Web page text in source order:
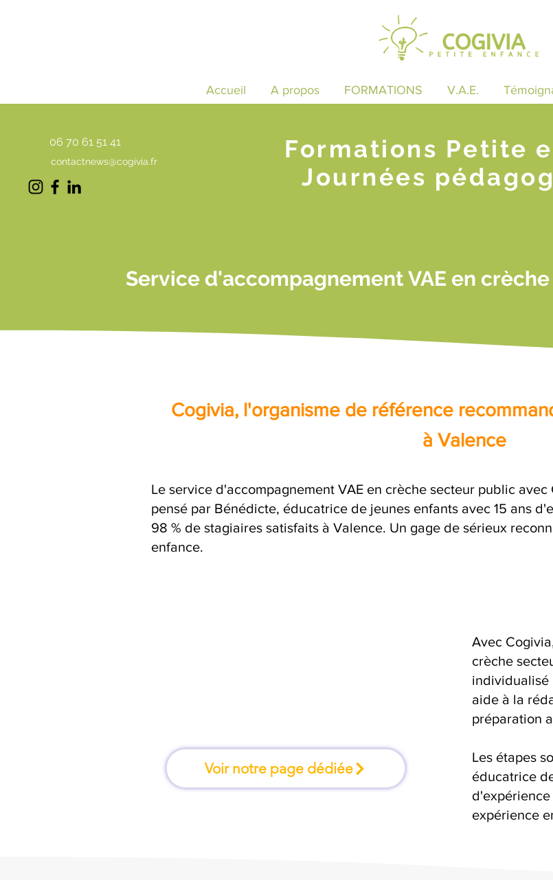
Accueil A propos FORMATIONS V.A.E.
06 70 61 51 41
contactnews@cogivia.fr
Formations Petite
Journées
Service d'accompagnement VAE en
Cogivia, l'organisme de référence
à Valence
Le service d'accompagnement VAE en crèche secteur public
pensé par Bénédicte, éducatrice de jeunes enfants avec 15 ans
98 % de stagiaires satisfaits à Valence. Un gage de sérieux
enfance.
Voir notre page dédiée
Avec
crèche
individualisé
aide à la
préparation
Les étapes
éducatrice
expérience